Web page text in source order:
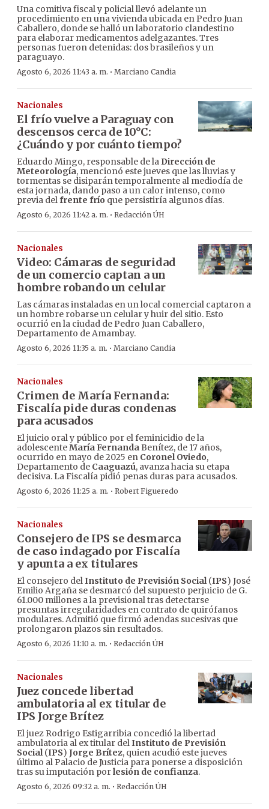
Una comitiva fiscal y policial llevó adelante un
procedimiento en una vivienda ubicada en Pedro Juan
Caballero, donde se halló un laboratorio clandestino
para elaborar medicamentos adelgazantes. Tres
personas fueron detenidas: dos brasileños y un
paraguayo.
Agosto 6, 2026 11:43 a. m. · Marciano Candia
Nacionales
El frío vuelve a Paraguay con
descensos cerca de 10°C:
¿Cuándo y por cuánto tiempo?
Eduardo Mingo, responsable de la Dirección de
Meteorología, mencionó este jueves que las lluvias y
tormentas se disiparán temporalmente al mediodía de
esta jornada, dando paso a un calor intenso, como
previa delfrente frío que persistiría algunos días.
Agosto 6, 2026 11:42 a. m. · Redacción ÚH
Nacionales
Video: Cámaras de seguridad
de un comercio captan a un
hombre robando un celular
Las cámaras instaladas en un local comercial captaron a
un hombre robarse un celular y huir del sitio. Esto
ocurrió en la ciudad de Pedro Juan Caballero,
Departamento de Amambay.
Agosto 6, 2026 11:35 a. m. · Marciano Candia
Nacionales
Crimen de María Fernanda:
Fiscalía pide duras condenas
para acusados
El juicio oral y público por el feminicidio de la
adolescenteMaría FernandaBenítez, de 17 años,
ocurrido en mayo de 2025 en Coronel Oviedo,
Departamento de Caaguazú, avanza hacia su etapa
decisiva. La Fiscalía pidió penas duras para acusados.
Agosto 6, 2026 11:25 a. m. · Robert Figueredo
Nacionales
Consejero de IPS se desmarca
de caso indagado por Fiscalía
y apunta a ex titulares
El consejero delInstituto de Previsión Social(IPS) José
Emilio Argaña se desmarcó del supuesto perjuicio de G.
61.000 millones a la previsional tras detectarse
presuntas irregularidades en contrato de quirófanos
modulares. Admitió que firmó adendas sucesivas que
prolongaron plazos sin resultados.
Agosto 6, 2026 11:10 a. m. · Redacción ÚH
Nacionales
Juez concede libertad
ambulatoria al ex titular de
IPS Jorge Brítez
El juez Rodrigo Estigarribia concedió la libertad
ambulatoria al ex titular delInstituto de Previsión
Social(IPS) Jorge Brítez, quien acudió este jueves
último al Palacio de Justicia para ponerse a disposición
tras su imputación porlesión de confianza.
Agosto 6, 2026 09:32 a. m. · Redacción ÚH